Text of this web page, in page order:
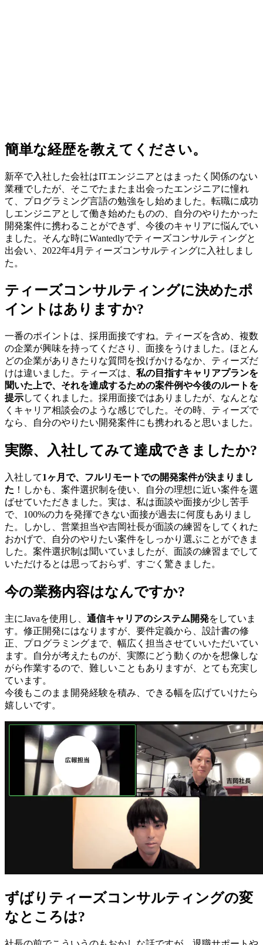
簡単な経歴を教えてください。
新卒で入社した会社はITエンジニアとはまったく関係のない
業種でしたが、そこでたまたま出会ったエンジニアに憧れ
て、プログラミング言語の勉強をし始めました。転職に成功
しエンジニアとして働き始めたものの、自分のやりたかった
開発案件に携わることができず、今後のキャリアに悩んでい
ました。そんな時にWantedlyでティーズコンサルティングと
出会い、2022年4月ティーズコンサルティングに入社しまし
た。
ティーズコンサルティングに決めたポ
イントはありますか?
一番のポイントは、採用面接ですね。ティーズを含め、複数
の企業が興味を持ってくださり、面接をうけました。ほとん
どの企業がありきたりな質問を投げかけるなか、ティーズだ
けは違いました。ティーズは、 私の目指すキャリアプランを
聞いた上で、それを達成するための案件例や今後のルートを
提示してくれました。採用面接ではありましたが、なんとな
くキャリア相談会のような感じでした。その時、ティーズで
なら、自分のやりたい開発案件にも携われると思いました。
実際、入社してみて達成できましたか?
入社して1ヶ月で、フルリモートでの開発案件が決まりまし
た ！しかも、案件選択制を使い、自分の理想に近い案件を選
ばせていただきました。実は、私は面談や面接が少し苦手
で、100%の力を発揮できない面接が過去に何度もありまし
た。しかし、営業担当や吉岡社長が面談の練習をしてくれた
おかげで、自分のやりたい案件をしっかり選ぶことができま
した。案件選択制は聞いていましたが、面談の練習までして
いただけるとは思っておらず、すごく驚きました。
今の業務内容はなんですか?
主にJavaを使用し、 通信キャリアのシステム開発をしていま
す。修正開発にはなりますが、要件定義から、設計書の修
正、プログラミングまで、幅広く担当させていいただいてい
ます。自分が考えたものが、実際にどう動くのかを想像しな
がら作業するので、難しいこともありますが、とても充実し
ています。
今後もこのまま開発経験を積み、できる幅を広げていけたら
嬉しいです。
ずばりティーズコンサルティングの変
なところは?